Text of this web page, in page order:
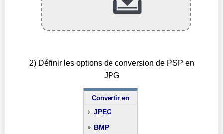
2) Définir les options de conversion de PSP en
JPG
Convertir en
JPEG
BMP